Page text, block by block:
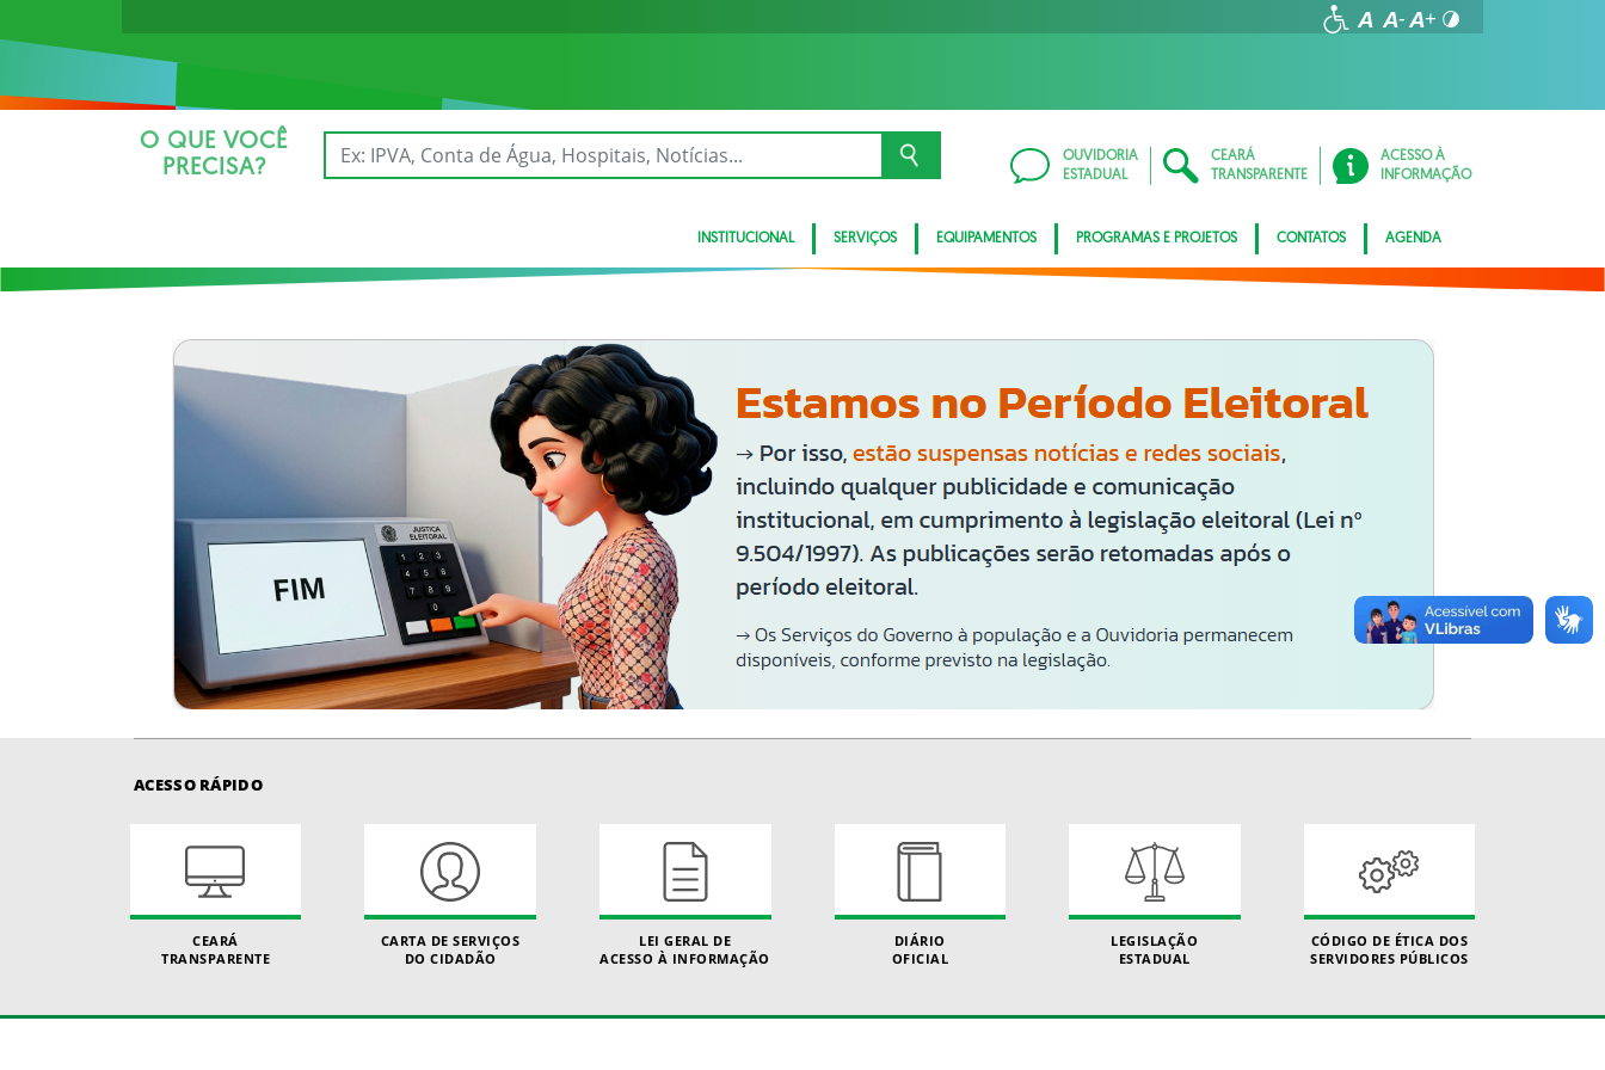
O QUE VOCÊ
PRECISA?
OUVIDORIA
ESTADUAL
CEARÁ
TRANSPARENTE
ACESSO À
INFORMAÇÃO
INSTITUCIONAL SERVIÇOS EQUIPAMENTOS PROGRAMAS E PROJETOS CONTATOS AGENDA
ACESSO RÁPIDO
CEARÁ
TRANSPARENTE
CARTA DE SERVIÇOS
DO CIDADÃO
LEI GERAL DE
ACESSO À INFORMAÇÃO
DIÁRIO
OFICIAL
LEGISLAÇÃO
ESTADUAL
CÓDIGO DE ÉTICA DOS
SERVIDORES PÚBLICOS